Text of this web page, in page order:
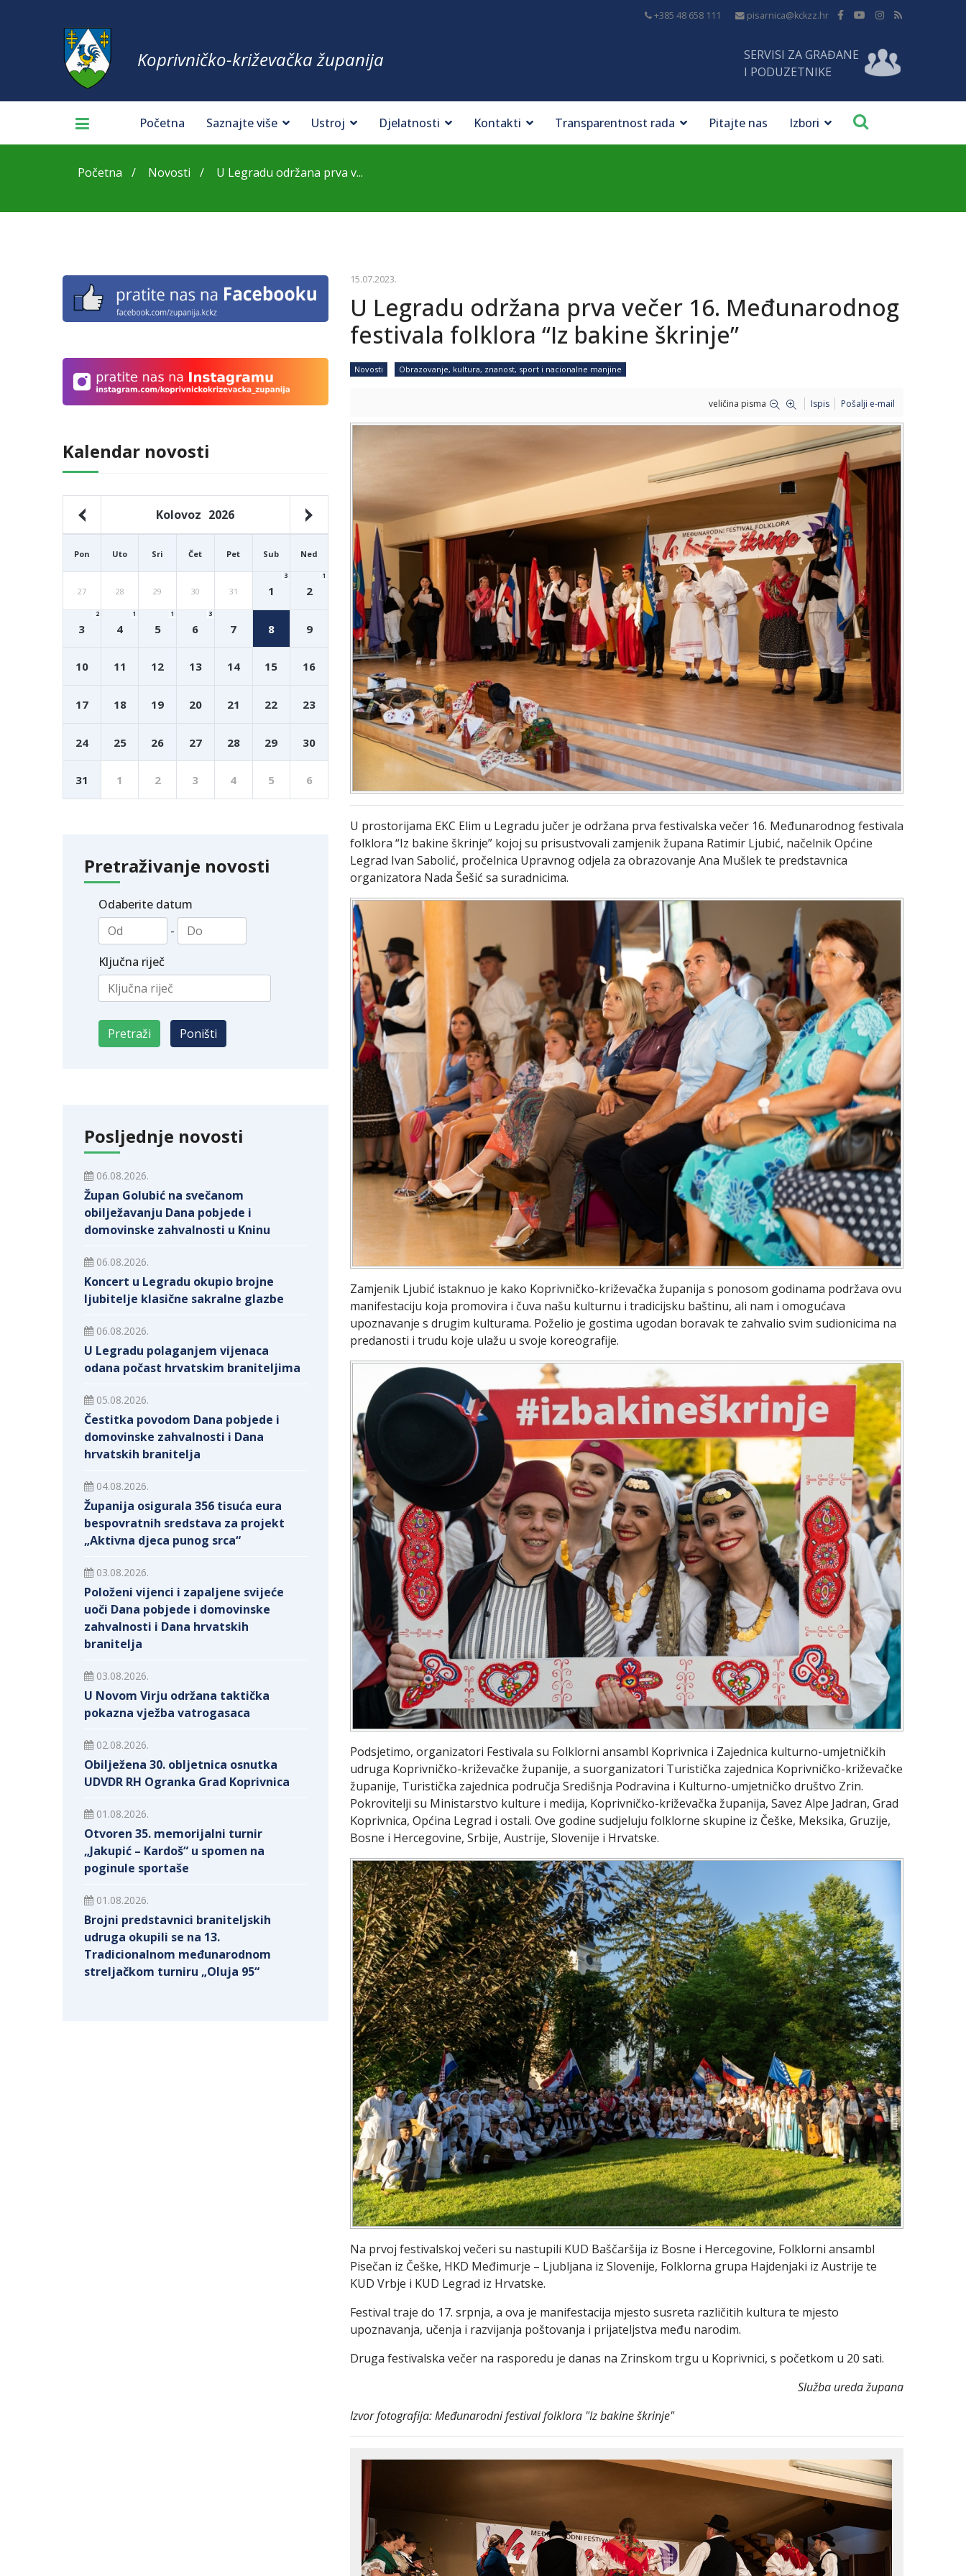
+385 48 658 111 pisarnica@kckzz.hr
Koprivničko-križevačka županija
SERVISI ZA GRAĐANE
I PODUZETNIKE
Početna Saznajte više Ustroj Djelatnosti Kontakti Transparentnost rada Pitajte nas Izbori
Početna Novosti U Legradu održana prva v...
Kalendar novosti
Kolovoz 2026
Pon Uto Sri Čet Pet Sub Ned
27 28 29 30 31 1
3
2
1
3
2
4
1
5
1
6
3
7 8 9
10 11 12 13 14 15 16
17 18 19 20 21 22 23
24 25 26 27 28 29 30
31 1 2 3 4 5 6
Pretraživanje novosti
Odaberite datum
-
Ključna riječ
Posljednje novosti
06.08.2026.
Župan Golubić na svečanom
obilježavanju Dana pobjede i
domovinske zahvalnosti u Kninu
06.08.2026.
Koncert u Legradu okupio brojne
ljubitelje klasične sakralne glazbe
06.08.2026.
U Legradu polaganjem vijenaca
odana počast hrvatskim braniteljima
05.08.2026.
Čestitka povodom Dana pobjede i
domovinske zahvalnosti i Dana
hrvatskih branitelja
04.08.2026.
Županija osigurala 356 tisuća eura
bespovratnih sredstava za projekt
„Aktivna djeca punog srca“
03.08.2026.
Položeni vijenci i zapaljene svijeće
uoči Dana pobjede i domovinske
zahvalnosti i Dana hrvatskih
branitelja
03.08.2026.
U Novom Virju održana taktička
pokazna vježba vatrogasaca
02.08.2026.
Obilježena 30. obljetnica osnutka
UDVDR RH Ogranka Grad Koprivnica
01.08.2026.
Otvoren 35. memorijalni turnir
„Jakupić – Kardoš“ u spomen na
poginule sportaše
01.08.2026.
Brojni predstavnici braniteljskih
udruga okupili se na 13.
Tradicionalnom međunarodnom
streljačkom turniru „Oluja 95“
15.07.2023.
U Legradu održana prva večer 16. Međunarodnog
festivala folklora “Iz bakine škrinje”
Novosti Obrazovanje, kultura, znanost, sport i nacionalne manjine
veličina pisma Ispis Pošalji e-mail
U prostorijama EKC Elim u Legradu jučer je održana prva festivalska večer 16. Međunarodnog festivala
folklora “Iz bakine škrinje” kojoj su prisustvovali zamjenik župana Ratimir Ljubić, načelnik Općine
Legrad Ivan Sabolić, pročelnica Upravnog odjela za obrazovanje Ana Mušlek te predstavnica
organizatora Nada Šešić sa suradnicima.
Zamjenik Ljubić istaknuo je kako Koprivničko-križevačka županija s ponosom godinama podržava ovu
manifestaciju koja promovira i čuva našu kulturnu i tradicijsku baštinu, ali nam i omogućava
upoznavanje s drugim kulturama. Poželio je gostima ugodan boravak te zahvalio svim sudionicima na
predanosti i trudu koje ulažu u svoje koreografije.
Podsjetimo, organizatori Festivala su Folklorni ansambl Koprivnica i Zajednica kulturno-umjetničkih
udruga Koprivničko-križevačke županije, a suorganizatori Turistička zajednica Koprivničko-križevačke
županije, Turistička zajednica područja Središnja Podravina i Kulturno-umjetničko društvo Zrin.
Pokrovitelji su Ministarstvo kulture i medija, Koprivničko-križevačka županija, Savez Alpe Jadran, Grad
Koprivnica, Općina Legrad i ostali. Ove godine sudjeluju folklorne skupine iz Češke, Meksika, Gruzije,
Bosne i Hercegovine, Srbije, Austrije, Slovenije i Hrvatske.
Na prvoj festivalskoj večeri su nastupili KUD Baščaršija iz Bosne i Hercegovine, Folklorni ansambl
Pisečan iz Češke, HKD Međimurje – Ljubljana iz Slovenije, Folklorna grupa Hajdenjaki iz Austrije te
KUD Vrbje i KUD Legrad iz Hrvatske.
Festival traje do 17. srpnja, a ova je manifestacija mjesto susreta različitih kultura te mjesto
upoznavanja, učenja i razvijanja poštovanja i prijateljstva među narodim.
Druga festivalska večer na rasporedu je danas na Zrinskom trgu u Koprivnici, s početkom u 20 sati.
Služba ureda župana
Izvor fotografija: Međunarodni festival folklora "Iz bakine škrinje"